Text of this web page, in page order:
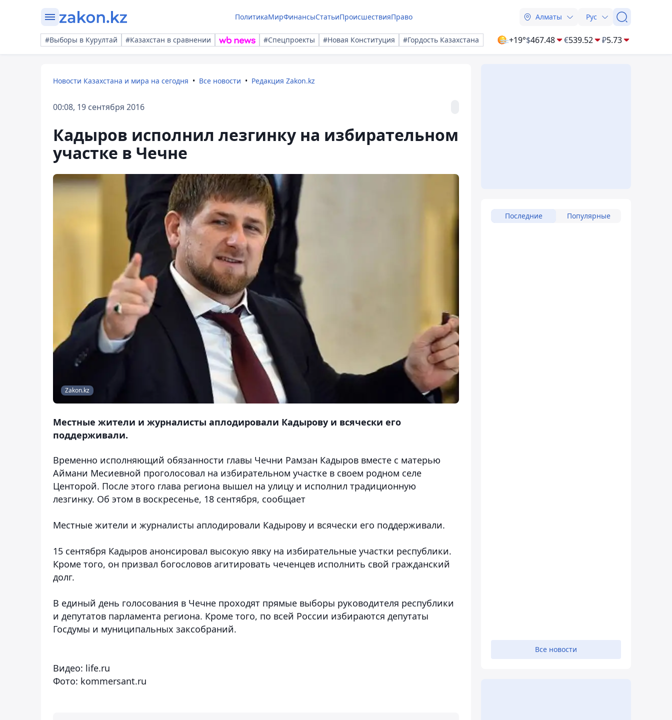
ПолитикаМирФинансыСтатьиПроисшествияПраво Алматы Рус
#Выборы в Курултай #Казахстан в сравнении #Спецпроекты #Новая Конституция #Гордость Казахстана +19°$467.48 €539.52 ₽5.73
Новости Казахстана и мира на сегодня Все новости Редакция Zakon.kz
00:08, 19 сентября 2016
Кадыров исполнил лезгинку на избирательном
участке в Чечне
Zakon.kz
Местные жители и журналисты аплодировали Кадырову и всячески его
поддерживали.
Временно исполняющий обязанности главы Чечни Рамзан Кадыров вместе с матерью
Аймани Месиевной проголосовал на избирательном участке в своем родном селе
Центорой. После этого глава региона вышел на улицу и исполнил традиционную
лезгинку. Об этом в воскресенье, 18 сентября, сообщает
Местные жители и журналисты аплодировали Кадырову и всячески его поддерживали.
15 сентября Кадыров анонсировал высокую явку на избирательные участки республики.
Кроме того, он призвал богословов агитировать чеченцев исполнить свой гражданский
долг.
В единый день голосования в Чечне проходят прямые выборы руководителя республики
и депутатов парламента региона. Кроме того, по всей России избираются депутаты
Госдумы и муниципальных заксобраний.
Видео: life.ru
Фото: kommersant.ru
Последние Популярные
Все новости